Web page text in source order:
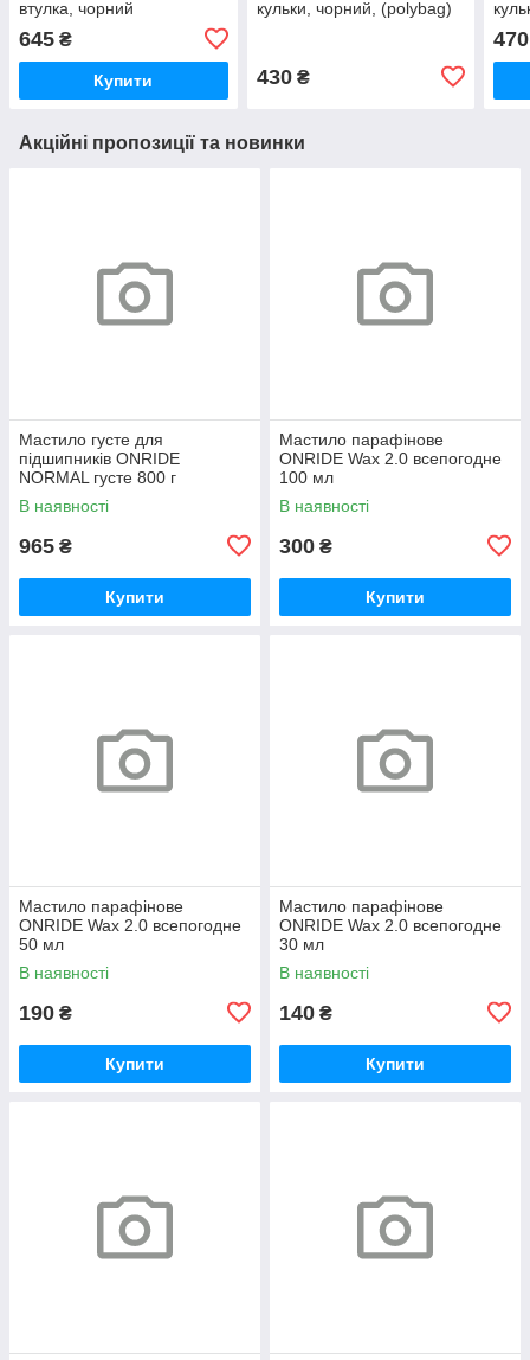
втулка, чорний
645 ₴
Купити
кульки, чорний, (polybag)
430₴
470
Акційні пропозиції та новинки
Мастило густе для
підшипників ONRIDE
NORMAL густе 800 г
(металева банка)
В наявності
965 ₴
Купити
Мастило парафінове
ONRIDE Wax 2.0 всепогодне
100 мл
В наявності
300 ₴
Купити
Мастило парафінове
ONRIDE Wax 2.0 всепогодне
50 мл
В наявності
190 ₴
Купити
Мастило парафінове
ONRIDE Wax 2.0 всепогодне
30 мл
В наявності
140 ₴
Купити